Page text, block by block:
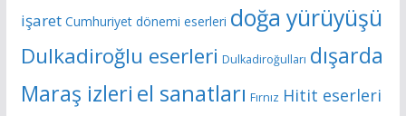
işaret Cumhuriyet dönemi eserleri doğa yürüyüşü
Dulkadiroğlu eserleri Dulkadiroğulları dışarda
Maraş izleri el sanatları Fırnız Hitit eserleri